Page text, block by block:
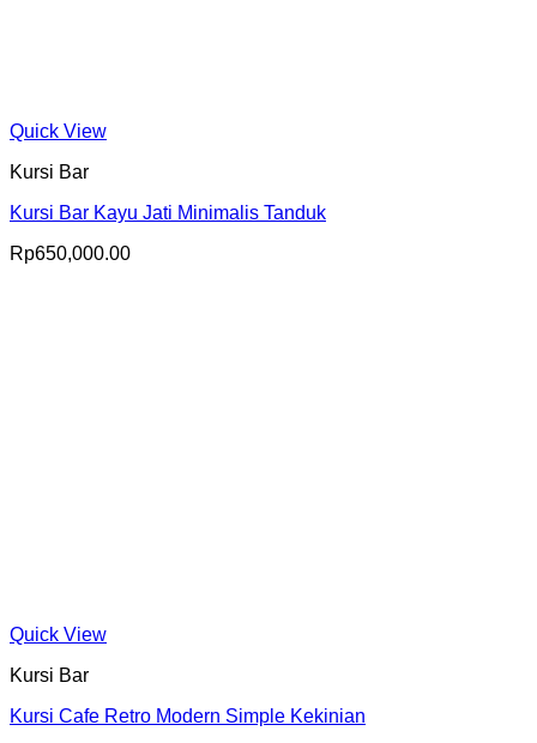
Quick View
Kursi Bar
Kursi Bar Kayu Jati Minimalis Tanduk
Rp650,000.00
Quick View
Kursi Bar
Kursi Cafe Retro Modern Simple Kekinian